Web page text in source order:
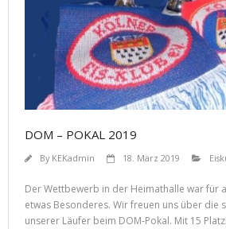
DOM – POKAL 2019
By KEKadmin 18. März 2019
Der Wettbewerb in der Heimathalle war für
etwas Besonderes. Wir freuen uns über die
unserer Läufer beim DOM-Pokal. Mit 15